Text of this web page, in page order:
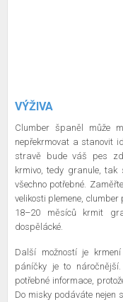
VÝŽIVA
Clumber španěl může
nepřekrmovat a stanovit
stravě bude váš pes
krmivo, tedy granule,
všechno potřebné.
velikosti plemene, clumber
18–20 měsíců krmit
dospělácké.
Další možností je
páníčky je to
potřebné informace,
Do misky podáváte nejen